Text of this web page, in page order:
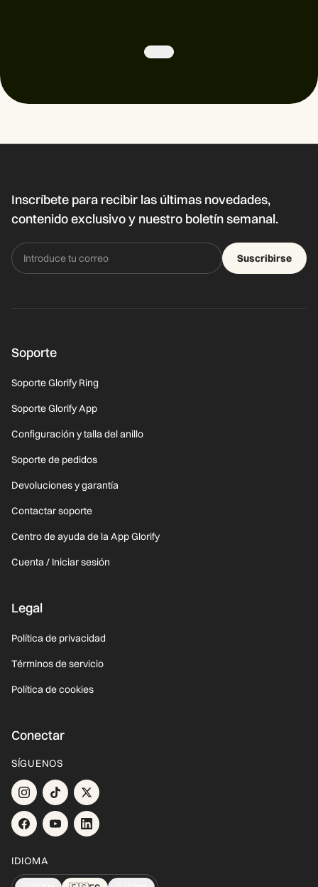
Inscríbete para recibir las últimas novedades,
contenido exclusivo y nuestro boletín semanal.
Suscribirse
Soporte
Soporte Glorify Ring
Soporte Glorify App
Configuración y talla del anillo
Soporte de pedidos
Devoluciones y garantía
Contactar soporte
Centro de ayuda de la App Glorify
Cuenta / Iniciar sesión
Legal
Política de privacidad
Términos de servicio
Política de cookies
Conectar
SÍGUENOS
IDIOMA